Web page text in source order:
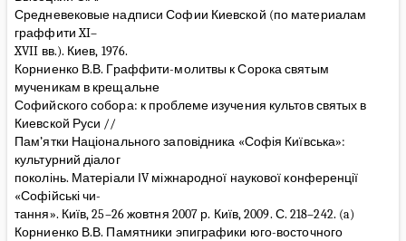
Средневековые надписи Софии Киевской (по материалам
граффити XI–
XVII вв.). Киев, 1976.
Корниенко В.В. Граффити-молитвы к Сорока святым
мученикам в крещальне
Софийского собора: к проблеме изучения культов святых в
Киевской Руси //
Пам’ятки Національного заповідника «Софія Київська»:
культурний діалог
поколінь. Матеріали ІV міжнародної наукової конференції
«Софійські чи-
тання». Київ, 25–26 жовтня 2007 р. Київ, 2009. С. 218–242. (a)
Корниенко В.В. Памятники эпиграфики юго-восточного